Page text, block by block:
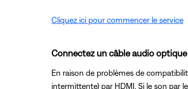
Cliquez ici pour commencer le service
Connectez un câble audio
En raison de problèmes de
intermittente) par HDMI. Si le son par